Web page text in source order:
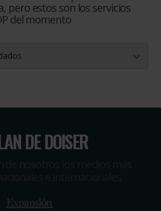
pero estos son los servicios
del momento
DE DOISER